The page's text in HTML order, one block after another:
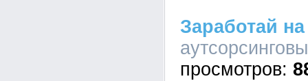
Заработай